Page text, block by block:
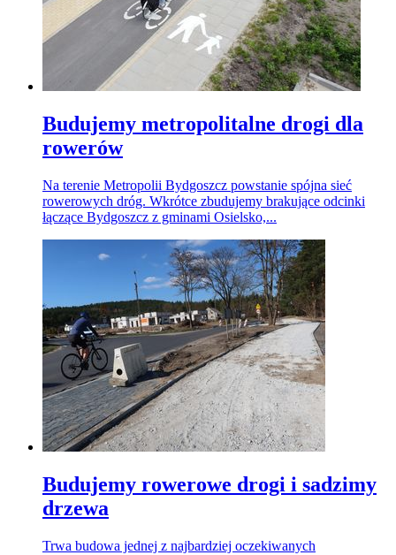
Budujemy metropolitalne drogi dla
rowerów
Na terenie Metropolii Bydgoszcz powstanie spójna sieć
rowerowych dróg. Wkrótce zbudujemy brakujące odcinki
łączące Bydgoszcz z gminami Osielsko,...
Budujemy rowerowe drogi i sadzimy
drzewa
Trwa budowa jednej z najbardziej oczekiwanych